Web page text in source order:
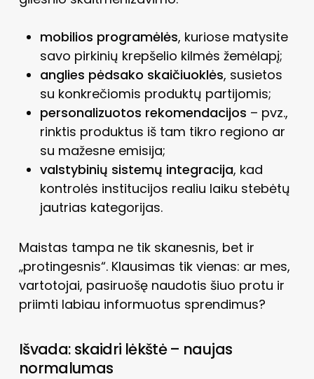
mobilios programėlės, kuriose matysite
savo pirkinių krepšelio kilmės žemėlapį;
anglies pėdsako skaičiuoklės, susietos
su konkrečiomis produktų partijomis;
personalizuotos rekomendacijos – pvz.,
rinktis produktus iš tam tikro regiono ar
su mažesne emisija;
valstybinių sistemų integracija, kad
kontrolės institucijos realiu laiku stebėtų
jautrias kategorijas.
Maistas tampa ne tik skanesnis, bet ir
„protingesnis“. Klausimas tik vienas: ar mes,
vartotojai, pasiruošę naudotis šiuo protu ir
priimti labiau informuotus sprendimus?
Išvada: skaidri lėkštė – naujas
normalumas